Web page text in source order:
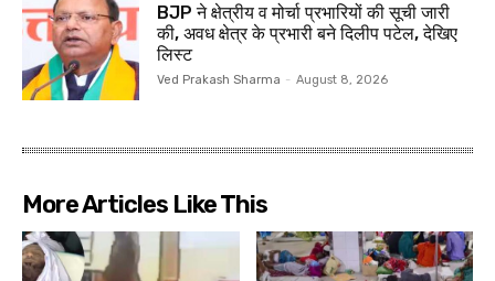
BJP ने क्षेत्रीय व मोर्चा प्रभारियों की सूची जारी
की, अवध क्षेत्र के प्रभारी बने दिलीप पटेल, देखिए
लिस्ट
Ved Prakash Sharma - August 8, 2026
More Articles Like This